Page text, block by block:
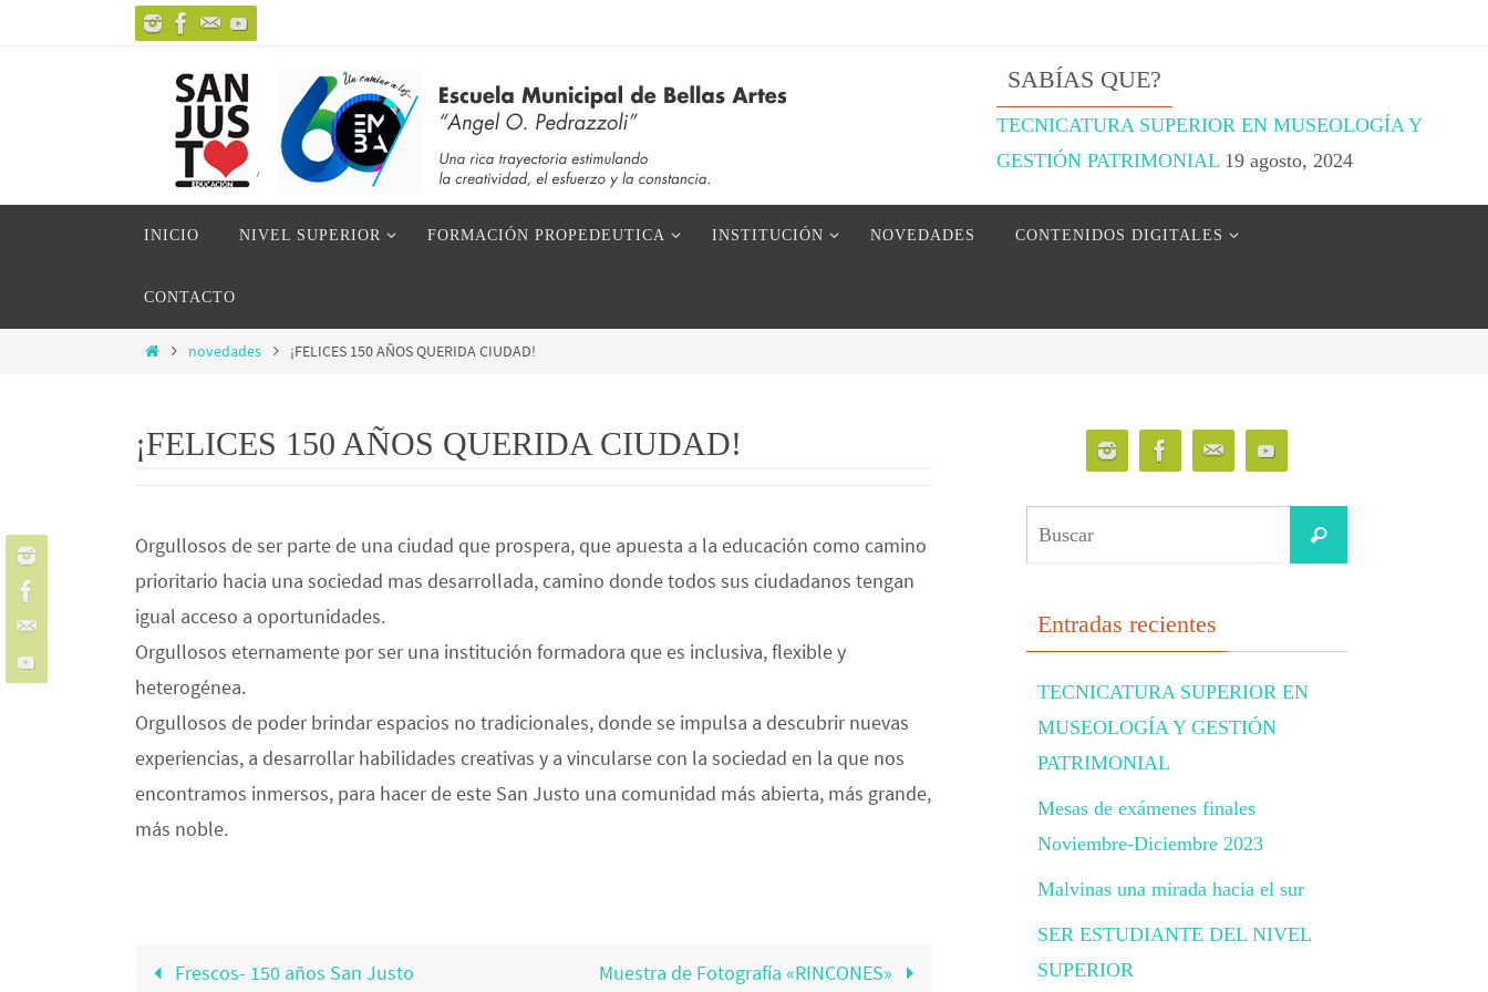
SABÍAS QUE?
TECNICATURA SUPERIOR EN MUSEOLOGÍA Y
GESTIÓN PATRIMONIAL 19 agosto, 2024
INICIO NIVEL SUPERIOR FORMACIÓN PROPEDEUTICA INSTITUCIÓN NOVEDADES CONTENIDOS DIGITALES
CONTACTO
Inicionovedades ¡FELICES 150 AÑOS QUERIDA CIUDAD!
¡FELICES 150 AÑOS QUERIDA CIUDAD!
Orgullosos de ser parte de una ciudad que prospera, que apuesta a la educación como camino
prioritario hacia una sociedad mas desarrollada, camino donde todos sus ciudadanos tengan
igual acceso a oportunidades.
Orgullosos eternamente por ser una institución formadora que es inclusiva, flexible y
heterogénea.
Orgullosos de poder brindar espacios no tradicionales, donde se impulsa a descubrir nuevas
experiencias, a desarrollar habilidades creativas y a vincularse con la sociedad en la que nos
encontramos inmersos, para hacer de este San Justo una comunidad más abierta, más grande,
más noble.
Frescos- 150 años San Justo Muestra de Fotografía «RINCONES»
Buscar
Entradas recientes
TECNICATURA SUPERIOR EN
MUSEOLOGÍA Y GESTIÓN
PATRIMONIAL
Mesas de exámenes finales
Noviembre-Diciembre 2023
Malvinas una mirada hacia el sur
SER ESTUDIANTE DEL NIVEL
SUPERIOR